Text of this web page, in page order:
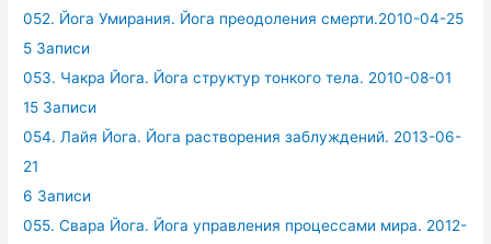
052. Йога Умирания. Йога преодоления смерти.2010-04-25
5 Записи
053. Чакра Йога. Йога структур тонкого тела. 2010-08-01
15 Записи
054. Лайя Йога. Йога растворения заблуждений. 2013-06-
21
6 Записи
055. Свара Йога. Йога управления процессами мира. 2012-